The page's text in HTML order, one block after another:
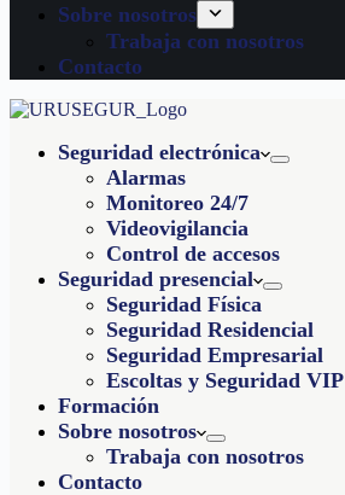
Sobre nosotros
Trabaja con nosotros
Contacto
Seguridad electrónica
Alarmas
Monitoreo 24/7
Videovigilancia
Control de accesos
Seguridad presencial
Seguridad Física
Seguridad Residencial
Seguridad Empresarial
Escoltas y Seguridad VIP
Formación
Sobre nosotros
Trabaja con nosotros
Contacto